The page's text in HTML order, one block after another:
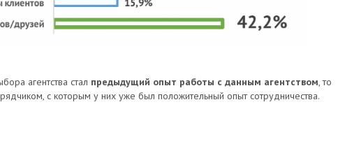
агентства стал предыдущий опыт работы с данным агентством, то
с которым у них уже был положительный опыт сотрудничества.